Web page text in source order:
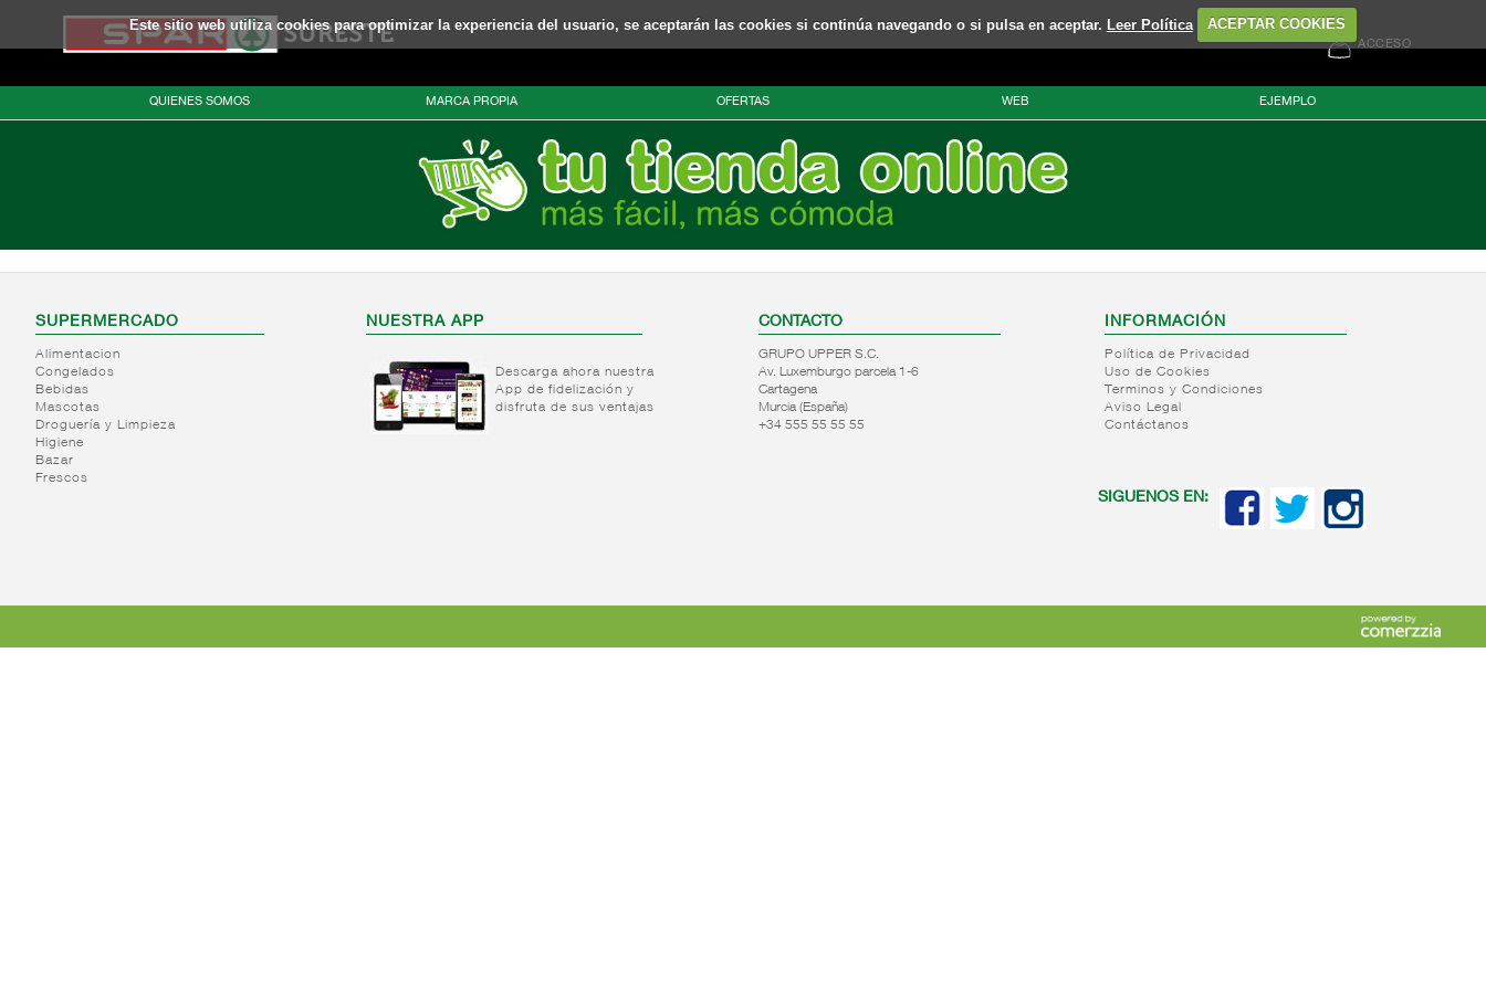
Este sitio web utiliza cookies para optimizar la experiencia del usuario, se aceptarán las cookies si continúa navegando o si pulsa en aceptar. Leer Política ACEPTAR COOKIES
ACCESO
QUIENES SOMOS MARCA PROPIA OFERTAS WEB EJEMPLO
SUPERMERCADO
Alimentacion
Congelados
Bebidas
Mascotas
Droguería y Limpieza
Higiene
Bazar
Frescos
NUESTRA APP
Descarga ahora nuestra
App de fidelización y
disfruta de sus ventajas
CONTACTO
GRUPO UPPER S.C.
Av. Luxemburgo parcela 1-6
Cartagena
Murcia (España)
+34 555 55 55 55
INFORMACIÓN
Política de Privacidad
Uso de Cookies
Terminos y Condiciones
Aviso Legal
Contáctanos
SIGUENOS EN: